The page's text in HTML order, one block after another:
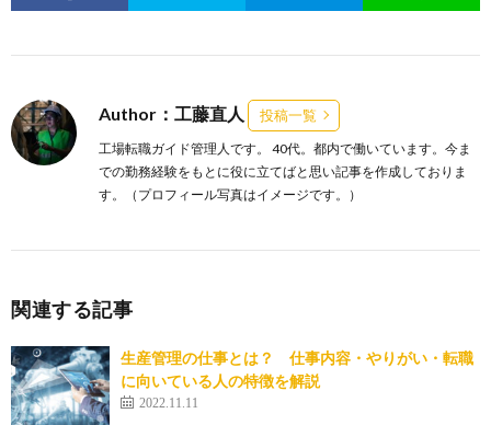
Author：工藤直人 投稿一覧
工場転職ガイド管理人です。 40代。都内で働いています。今ま
での勤務経験をもとに役に立てばと思い記事を作成しておりま
す。（プロフィール写真はイメージです。）
関連する記事
生産管理の仕事とは？ 仕事内容・やりがい・転職
に向いている人の特徴を解説
2022.11.11